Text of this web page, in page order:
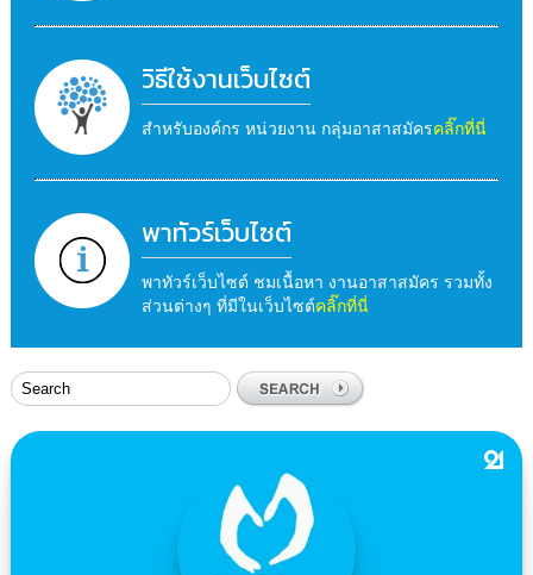
วิธีใช้งานเว็บไซต์
สำหรับองค์กร หน่วยงาน กลุ่มอาสาสมัครคลิ๊กที่นี่
พาทัวร์เว็บไซต์
พาทัวร์เว็บไซต์ ชมเนื้อหา งานอาสาสมัคร รวมทั้ง
ส่วนต่างๆ ที่มีในเว็บไซต์คลิ๊กที่นี่